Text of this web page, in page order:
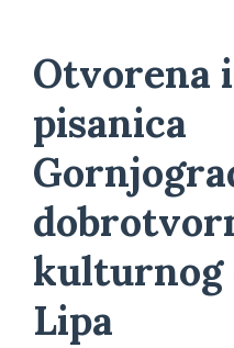
Otvorena
pisanica
kulturnog
Lipa